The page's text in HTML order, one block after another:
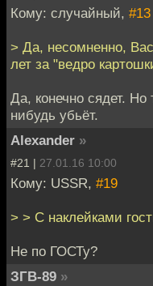
Кому: случайный, #13
> Да, несомненно,
лет за "ведро
Да, конечно сядет. Но
нибудь убьёт.
Alexander »
#21 | 27.01.16 10:00
Кому: USSR, #19
> > С наклейками
Не по ГОСТу?
ЗГВ-89 »